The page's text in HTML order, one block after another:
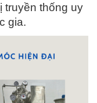
truyền thống uy
gia.